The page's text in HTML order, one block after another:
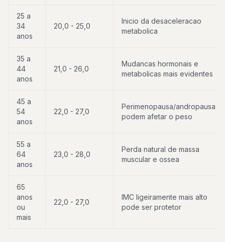
25 a
34
anos
20,0 - 25,0
Inicio da desaceleracao
metabolica
35 a
44
anos
21,0 - 26,0
Mudancas hormonais e
metabolicas mais evidentes
45 a
54
anos
22,0 - 27,0
Perimenopausa/andropausa
podem afetar o peso
55 a
64
anos
23,0 - 28,0
Perda natural de massa
muscular e ossea
65
anos
ou
mais
22,0 - 27,0
IMC ligeiramente mais alto
pode ser protetor